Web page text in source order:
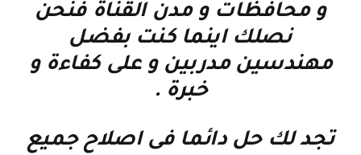
و محافظات و مدن القناة فنحن
نصلك اينما كنت بفضل
مهندسين مدربين و على كفاءة و
خبرة .
تجد لك حل دائما فى اصلاح جميع